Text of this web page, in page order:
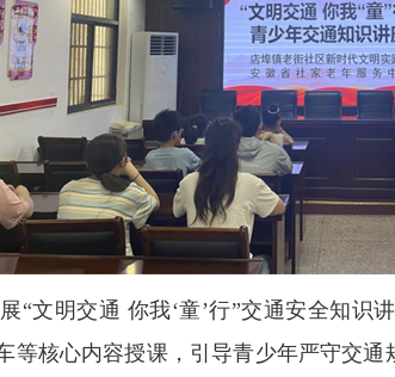
“文明交通 你我‘童’行”交通安全知
等核心内容授课，引导青少年严守交